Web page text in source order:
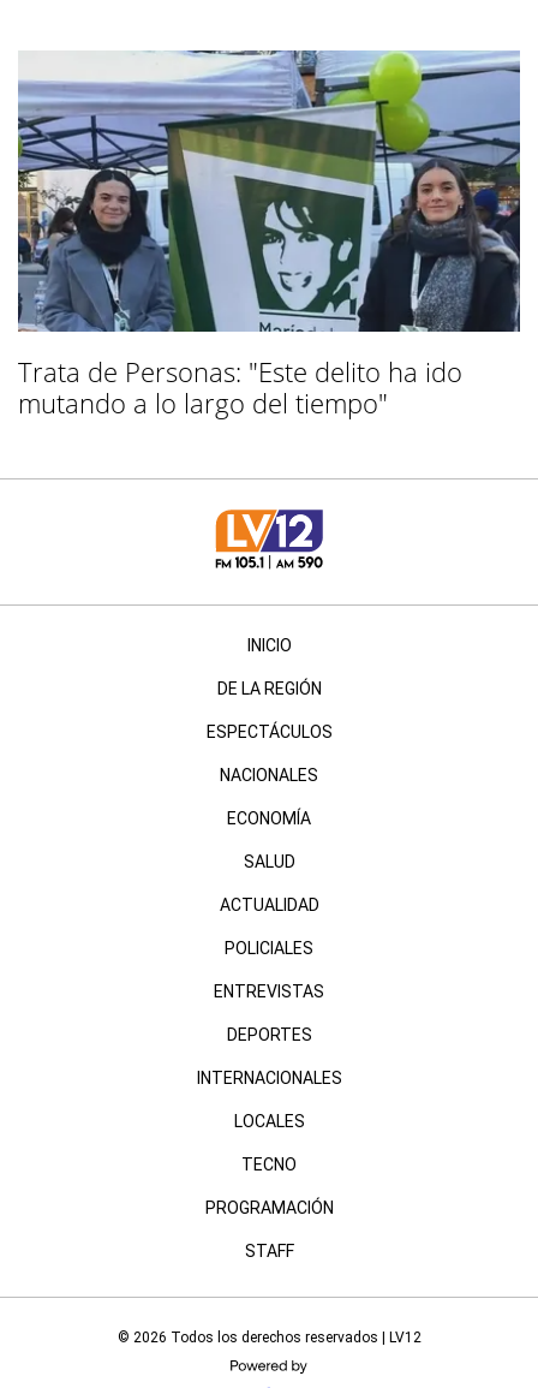
Trata de Personas: "Este delito ha ido
mutando a lo largo del tiempo"
INICIO
DE LA REGIÓN
ESPECTÁCULOS
NACIONALES
ECONOMÍA
SALUD
ACTUALIDAD
POLICIALES
ENTREVISTAS
DEPORTES
INTERNACIONALES
LOCALES
TECNO
PROGRAMACIÓN
STAFF
© 2026 Todos los derechos reservados | LV12